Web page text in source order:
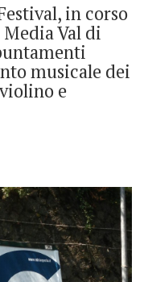
in corso
Val di
musicale dei
e